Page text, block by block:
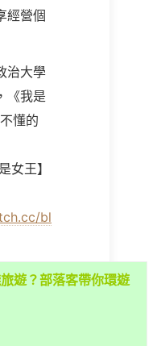
經營個
治大學
《我是
懂的
女王】
bl
遊？部落客帶你環遊